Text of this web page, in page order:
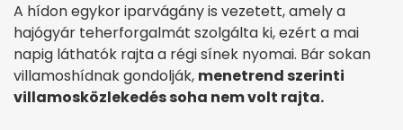
A hídon egykor iparvágány is vezetett, amely a
hajógyár teherforgalmát szolgálta ki, ezért a mai
napig láthatók rajta a régi sínek nyomai. Bár sokan
villamoshídnak gondolják, menetrend szerinti
villamosközlekedés soha nem volt rajta.